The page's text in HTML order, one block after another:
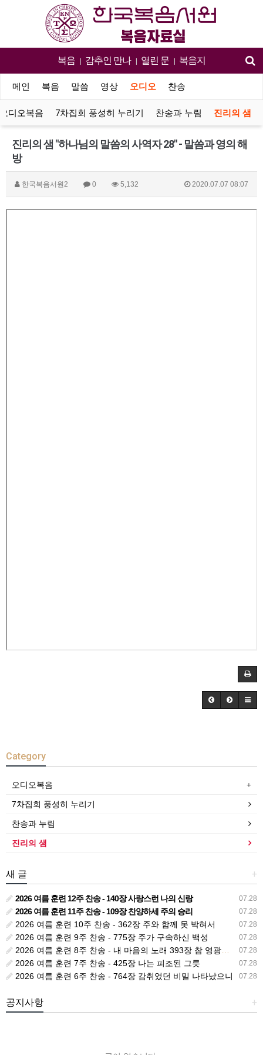
복음 | 감추인 만나 | 열린 문 | 복음지
메인 복음 말씀 영상 오디오 찬송
오디오복음 7차집회 풍성히 누리기 찬송과 누림 진리의 샘
진리의 샘 "하나님의 말씀의 사역자 28" - 말씀과 영의 해
방
한국복음서원2 0 5,132 2020.07.07 08:07
Category
오디오복음
7차집회 풍성히 누리기
찬송과 누림
진리의 샘
+
새 글
07.28
2026 여름 훈련 12주 찬송 - 140장 사랑스런 나의 신랑
07.28
2026 여름 훈련 11주 찬송 - 109장 찬양하세 주의 승리
07.28
2026 여름 훈련 10주 찬송 - 362장 주와 함께 못 박혀서
07.28
2026 여름 훈련 9주 찬송 - 775장 주가 구속하신 백성
07.28
2026 여름 훈련 8주 찬송 - 내 마음의 노래 393장 참 영광스런 우리 왕
07.28
2026 여름 훈련 7주 찬송 - 425장 나는 피조된 그릇
07.28
2026 여름 훈련 6주 찬송 - 764장 감취었던 비밀 나타났으니
+
공지사항